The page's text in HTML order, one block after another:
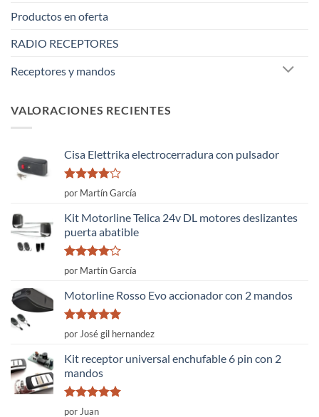
Productos en oferta
RADIO RECEPTORES
Receptores y mandos
VALORACIONES RECIENTES
Cisa Elettrika electrocerradura con pulsador
Valorado
con
5
por Martín García
Kit Motorline Telica 24v DL motores deslizantes
puerta abatible
Valorado
con
5
por Martín García
Motorline Rosso Evo accionador con 2 mandos
Valorado
con
de 5
por José gil hernandez
Kit receptor universal enchufable 6 pin con 2
mandos
Valorado
por Juan